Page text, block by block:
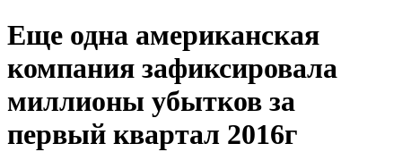
Еще одна американская
компания зафиксировала
миллионы убытков за
первый квартал 2016г